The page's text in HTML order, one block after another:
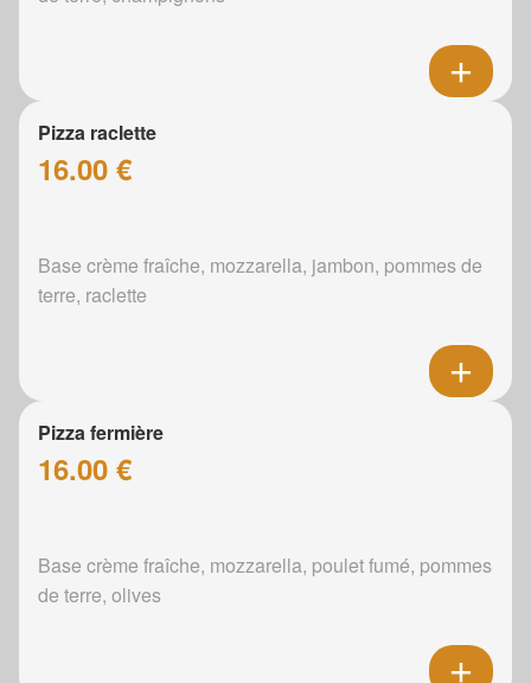
Pizza raclette
16.00 €
Base crème fraîche, mozzarella, jambon, pommes de
terre, raclette
Pizza fermière
16.00 €
Base crème fraîche, mozzarella, poulet fumé, pommes
de terre, olives